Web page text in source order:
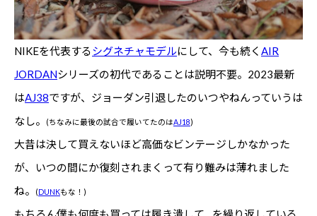
NIKEを代表するシグネチャモデルにして、今も続く AIR
JORDANシリーズの初代であることは説明不要。2023最新
はAJ38ですが、ジョーダン引退したのいつやねんっていうは
なし。
(ちなみに最後の試合で履いてたのはAJ18)
大昔は決して買えないほど高価なビンテージしかなかった
が、いつの間にか復刻されまくって有り難みは薄れました
ね。
(DUNKもな！)